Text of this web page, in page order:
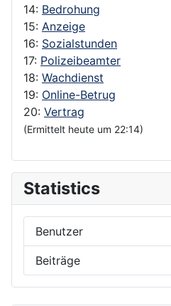
14: Bedrohung
15: Anzeige
16: Sozialstunden
17: Polizeibeamter
18: Wachdienst
19: Online-Betrug
20: Vertrag
(Ermittelt heute um 22:14)
Statistics
Benutzer
Beiträge